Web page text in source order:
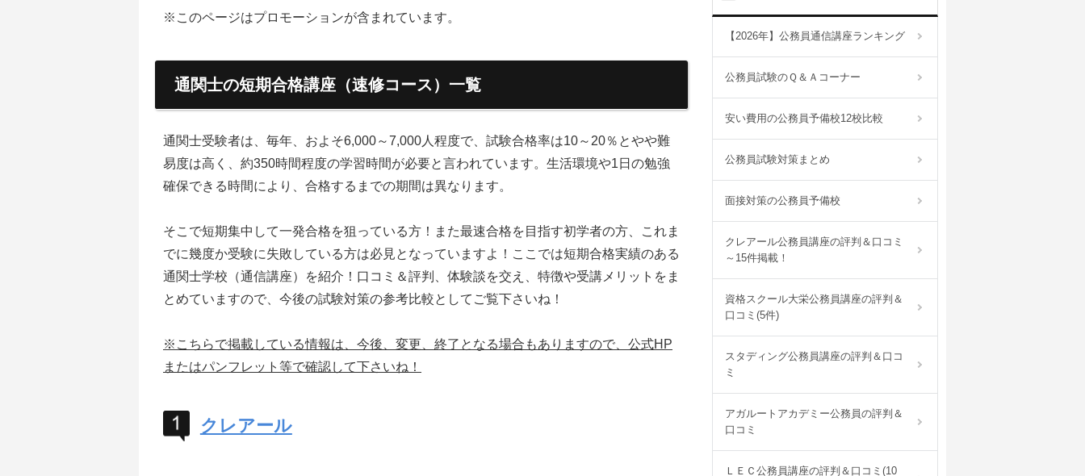
※このページはプロモーションが含まれています。
通関士の短期合格講座（速修コース）一覧
通関士受験者は、毎年、およそ6,000～7,000人程度で、試験合格率は10～20％とやや難
易度は高く、約350時間程度の学習時間が必要と言われています。生活環境や1日の勉強
確保できる時間により、合格するまでの期間は異なります。
そこで短期集中して一発合格を狙っている方！また最速合格を目指す初学者の方、これま
でに幾度か受験に失敗している方は必見となっていますよ！ここでは短期合格実績のある
通関士学校（通信講座）を紹介！口コミ＆評判、体験談を交え、特徴や受講メリットをま
とめていますので、今後の試験対策の参考比較としてご覧下さいね！
※こちらで掲載している情報は、今後、変更、終了となる場合もありますので、公式HP
またはパンフレット等で確認して下さいね！
クレアール
【2026年】公務員通信講座ランキング
公務員試験のＱ＆Ａコーナー
安い費用の公務員予備校12校比較
公務員試験対策まとめ
面接対策の公務員予備校
クレアール公務員講座の評判＆口コミ
～15件掲載！
資格スクール大栄公務員講座の評判＆
口コミ(5件)
スタディング公務員講座の評判＆口コ
ミ
アガルートアカデミー公務員の評判＆
口コミ
ＬＥＣ公務員講座の評判＆口コミ(10